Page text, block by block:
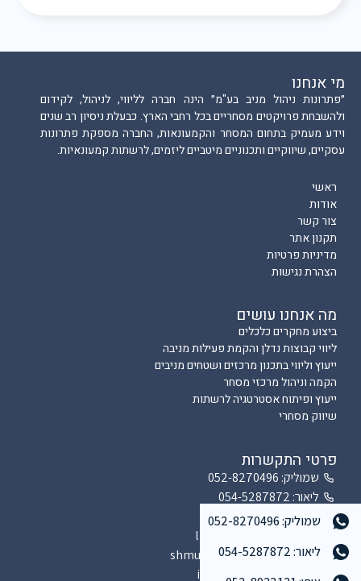
מי אנחנו
״פתרונות ניהול מניב בע"מ״ הינה חברה לליווי, לניהול, לקידום
ולהשבחת פרויקטים מסחריים בכל רחבי הארץ. כבעלת ניסיון רב שנים
וידע מעמיק בתחום המסחר והקמעונאות, החברה מספקת פתרונות
עסקיים, שיווקיים ותכנוניים מיטביים ליזמים, לרשתות קמעונאיות.
שמוליק: 052-8270496
ליאור: 054-5287872
ראשי
אודות
צור קשר
תקנון אתר
מדיניות פרטיות
הצהרת נגישות
פרטי התקשרות
שמוליק: 052-8270496
ליאור: 054-5287872
איתי: 052-8932131
lior@pitronot-ltd.com
shmulik@pitronot-ltd.com
itai@pitronot-ltd.com
מה אנחנו עושים
ביצוע מחקרים כלכלים
ליווי קבוצות נדלן והקמת פעילות מניבה
ייעוץ וליווי בתכנון מרכזים ושטחים מניבים
הקמה וניהול מרכזי מסחר
ייעוץ ופיתוח אסטרטגיה לרשתות
שיווק מסחרי